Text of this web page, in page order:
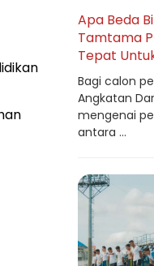
Apa Beda
Tamtama
Tepat
Bagi calon
Angkatan
mengenai
antara ...